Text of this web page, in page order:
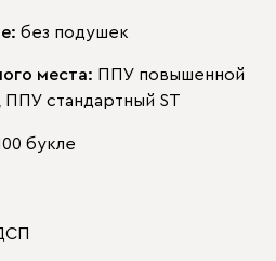
без подушек
места: ППУ повышенной
ППУ стандартный ST
букле